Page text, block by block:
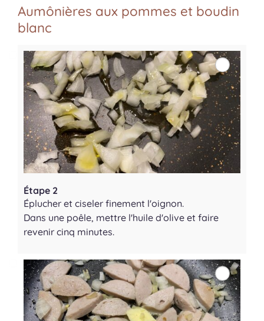
Aumônières aux pommes et boudin
blanc
Étape 2
Éplucher et ciseler finement l'oignon.
Dans une poêle, mettre l'huile d'olive et faire
revenir cinq minutes.